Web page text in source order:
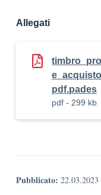
Allegati
pdf.pades
pdf - 299 kb
Pubblicato: 22.03.2023